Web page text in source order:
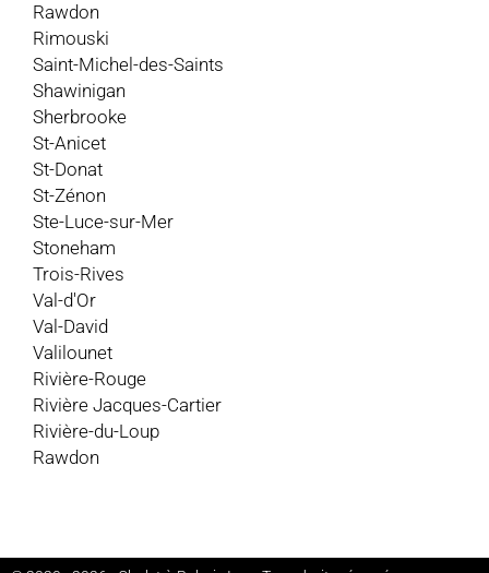
Rawdon
Rimouski
Saint-Michel-des-Saints
Shawinigan
Sherbrooke
St-Anicet
St-Donat
St-Zénon
Ste-Luce-sur-Mer
Stoneham
Trois-Rives
Val-d'Or
Val-David
Valilounet
Rivière-Rouge
Rivière Jacques-Cartier
Rivière-du-Loup
Rawdon